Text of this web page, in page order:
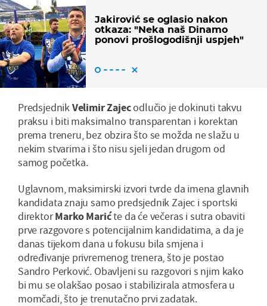
Jakirović se oglasio nakon
otkaza: "Neka naš Dinamo
ponovi prošlogodišnji uspjeh"
PredsjednikVelimir Zajecodlučio je dokinuti takvu
praksu i biti maksimalno transparentan i korektan
prema treneru, bez obzira što se možda ne slažu u
nekim stvarima i što nisu sjeli jedan drugom od
samog početka.
Uglavnom, maksimirski izvori tvrde da imena glavnih
kandidata znaju samo predsjednik Zajec i sportski
direktorMarko Marićte da će večeras i sutra obaviti
prve razgovore s potencijalnim kandidatima, a da je
danas tijekom dana u fokusu bila smjena i
određivanje privremenog trenera, što je postao
Sandro Perković. Obavljeni su razgovori s njim kako
bi mu se olakšao posao i stabilizirala atmosfera u
momčadi, što je trenutačno prvi zadatak.